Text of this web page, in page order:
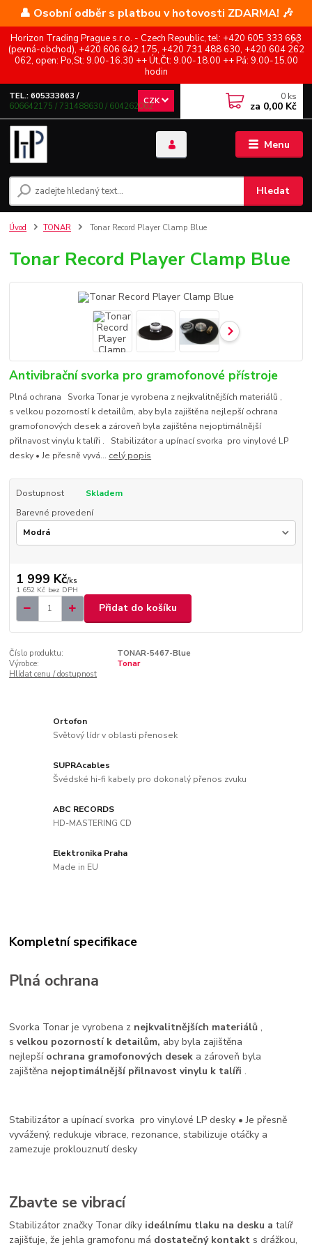
👤 Osobní odběr s platbou v hotovosti ZDARMA! 🎶
Horizon Trading Prague s.r.o. - Czech Republic, tel: +420 605 333 663
(pevná-obchod), +420 606 642 175, +420 731 488 630, +420 604 262
062, open: Po,St: 9.00-16.30 ++ Út,Čt: 9.00-18.00 ++ Pá: 9.00-15.00
hodin
Menu
CZK
Hledat
TEL.: 605333663 /
606642175 / 731488630 / 604262062
0 ks
za 0,00 Kč
Úvod TONAR Tonar Record Player Clamp Blue
Tonar Record Player Clamp Blue
Antivibrační svorka pro gramofonové přístroje
Plná ochrana Svorka Tonar je vyrobena z nejkvalitnějších materiálů ,
s velkou pozorností k detailům, aby byla zajištěna nejlepší ochrana
gramofonových desek a zároveň byla zajištěna nejoptimálnější
přilnavost vinylu k talíři . Stabilizátor a upínací svorka pro vinylové LP
desky • Je přesně vyvá... celý popis
Dostupnost
Skladem
Barevné provedení
1 999 Kč/ks
1 652 Kč bez DPH
Přidat do košíku
Číslo produktu:
TONAR-5467-Blue
Výrobce:
Tonar
Hlídat cenu / dostupnost
Ortofon
Světový lídr v oblasti přenosek
SUPRAcables
Švédské hi-fi kabely pro dokonalý přenos zvuku
ABC RECORDS
HD-MASTERING CD
Elektronika Praha
Made in EU
Kompletní specifikace
Plná ochrana
Svorka Tonar je vyrobena z nejkvalitnějších materiálů ,
svelkou pozorností k detailům, aby byla zajištěna
nejlepší ochrana gramofonových desek a zároveň byla
zajištěna nejoptimálnější přilnavost vinylu k talíři .
Stabilizátor a upínací svorka pro vinylové LP desky • Je přesně
vyvážený, redukujevibrace, rezonance, stabilizuje otáčky a
zamezuje proklouznutí desky
Zbavte se vibrací
Stabilizátor značky Tonar díky ideálnímu tlaku na desku atalíř
zajišťuje, že jehla gramofonu má dostatečný kontakt s drážkou,